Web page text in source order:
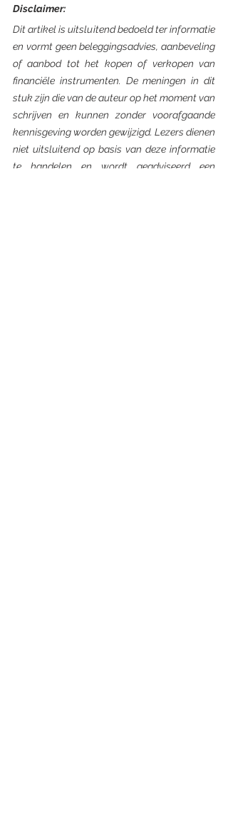
Disclaimer:
Dit artikel is uitsluitend bedoeld ter informatie
en vormt geen beleggingsadvies, aanbeveling
of aanbod tot het kopen of verkopen van
financiële instrumenten. De meningen in dit
stuk zijn die van de auteur op het moment van
schrijven en kunnen zonder voorafgaande
kennisgeving worden gewijzigd. Lezers dienen
niet uitsluitend op basis van deze informatie
te handelen en wordt geadviseerd een